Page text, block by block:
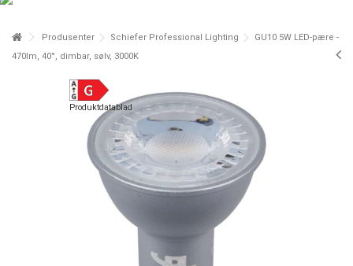
Produsenter Schiefer Professional Lighting
GU10 5W LED-pære -
470lm, 40°, dimbar, sølv, 3000K
Produktdatablad